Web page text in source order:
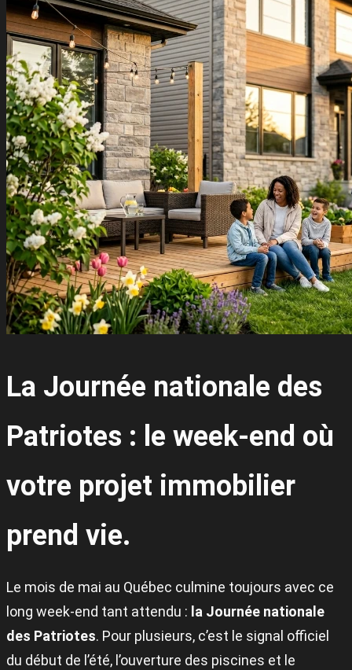
La Journée nationale des
Patriotes : le week-end où
votre projet immobilier
prend vie.
Le mois de mai au Québec culmine toujours avec ce
long week-end tant attendu : la Journée nationale
des Patriotes. Pour plusieurs, c’est le signal officiel
du début de l’été, l’ouverture des piscines et le